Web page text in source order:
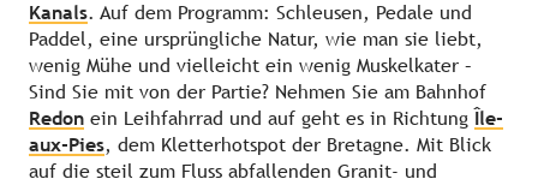
Kanals. Auf dem Programm: Schleusen, Pedale und
Paddel, eine ursprüngliche Natur, wie man sie liebt,
wenig Mühe und vielleicht ein wenig Muskelkater –
Sind Sie mit von der Partie? Nehmen Sie am Bahnhof
Redon ein Leihfahrrad und auf geht es in Richtung Île-
aux-Pies, dem Kletterhotspot der Bretagne. Mit Blick
auf die steil zum Fluss abfallenden Granit- und